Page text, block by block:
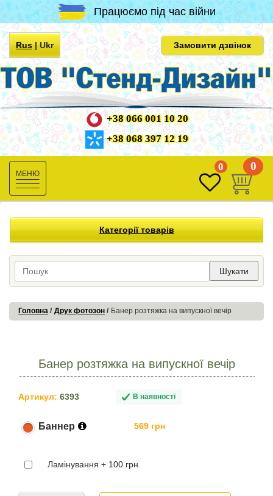
Працюємо під час війни
Rus|Ukr Замовити дзвінок
+38 066 001 10 20
+38 068 397 12 19
Toggle
navigation
0 0
Категорії товарів
Шукати
Головна Друк фотозон Банер розтяжка на випускної вечір
Банер розтяжка на випускної вечір
Артикул: 6393 В наявності
Баннер 569 грн
Ламінування + 100 грн